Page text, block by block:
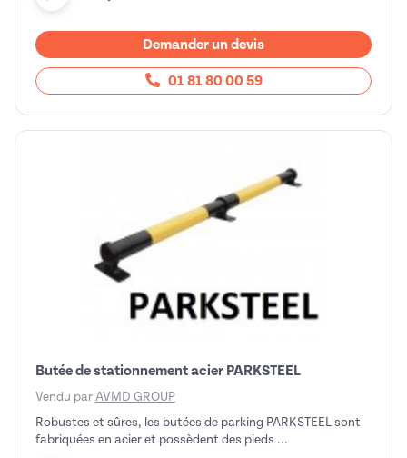
Demander un devis
01 81 80 00 59
Butée de stationnement acier PARKSTEEL
Vendu par AVMD GROUP
Robustes et sûres, les butées de parking PARKSTEEL sont
fabriquées en acier et possèdent des pieds ...